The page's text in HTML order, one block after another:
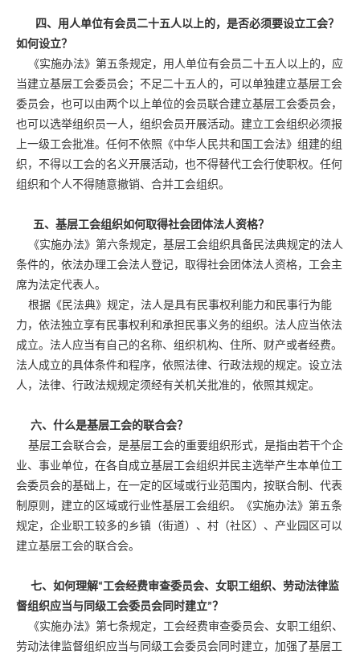
四、用人单位有会员二十五人以上的，是否必须要设立工会？
如何设立？
《实施办法》第五条规定，用人单位有会员二十五人以上的，应
当建立基层工会委员会；不足二十五人的，可以单独建立基层工会
委员会，也可以由两个以上单位的会员联合建立基层工会委员会，
也可以选举组织员一人，组织会员开展活动。建立工会组织必须报
上一级工会批准。任何不依照《中华人民共和国工会法》组建的组
织，不得以工会的名义开展活动，也不得替代工会行使职权。任何
组织和个人不得随意撤销、合并工会组织。
五、基层工会组织如何取得社会团体法人资格？
《实施办法》第六条规定，基层工会组织具备民法典规定的法人
条件的，依法办理工会法人登记，取得社会团体法人资格，工会主
席为法定代表人。
根据《民法典》规定，法人是具有民事权利能力和民事行为能
力，依法独立享有民事权利和承担民事义务的组织。法人应当依法
成立。法人应当有自己的名称、组织机构、住所、财产或者经费。
法人成立的具体条件和程序，依照法律、行政法规的规定。设立法
人，法律、行政法规规定须经有关机关批准的，依照其规定。
六、什么是基层工会的联合会？
基层工会联合会，是基层工会的重要组织形式，是指由若干个企
业、事业单位，在各自成立基层工会组织并民主选举产生本单位工
会委员会的基础上，在一定的区域或行业范围内，按联合制、代表
制原则，建立的区域或行业性基层工会组织。《实施办法》第五条
规定，企业职工较多的乡镇（街道）、村（社区）、产业园区可以
建立基层工会的联合会。
七、如何理解“工会经费审查委员会、女职工组织、劳动法律监
督组织应当与同级工会委员会同时建立”？
《实施办法》第七条规定，工会经费审查委员会、女职工组织、
劳动法律监督组织应当与同级工会委员会同时建立，加强了基层工